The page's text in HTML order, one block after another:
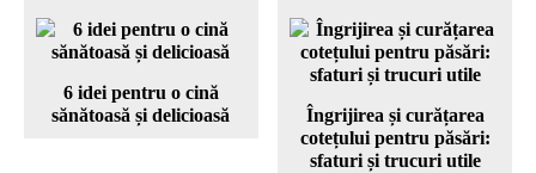
6 idei pentru o cină
sănătoasă și delicioasă
Îngrijirea și curățarea
cotețului pentru păsări:
sfaturi și trucuri utile